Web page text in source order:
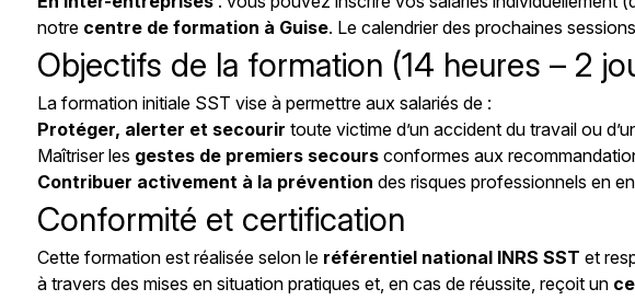
notre centre de formation à Guise. Le calendrier des prochaines
Objectifs de la formation (14 heures – 2
La formation initiale SST vise à permettre aux salariés de :
Protéger, alerter et secourir toute victime d’un accident du travail ou
Maîtriser les gestes de premiers secours conformes aux
Contribuer activement à la prévention des risques professionnels en
Conformité et certification
Cette formation est réalisée selon le référentiel national INRS SST et
à travers des mises en situation pratiques et, en cas de réussite, reçoit un